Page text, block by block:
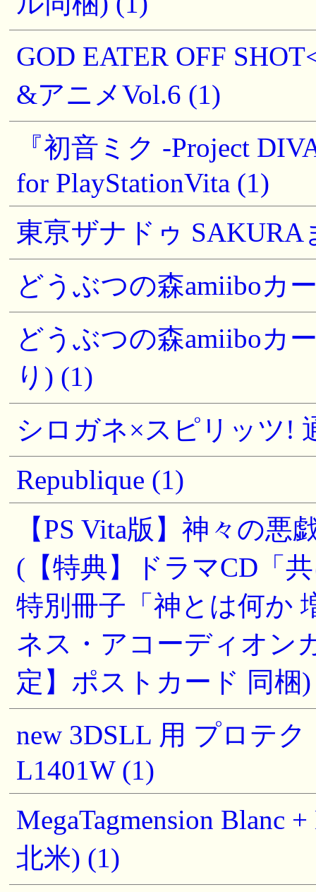
GOD EATER OFF
&アニメVol.6 (1)
『初音ミク -Project
for PlayStationVita (1)
東亰ザナドゥ
どうぶつの森amiiboカ
どうぶつの森amiiboカ
り) (1)
シロガネ×スピリッツ!
Republique (1)
【PS Vita版】神々の
(【特典】ドラマCD「
特別冊子「神とは何か
ネス・アコーディオン
定】ポストカード 同梱)
new 3DSLL 用 プロテ
L1401W (1)
MegaTagmension Blanc
北米) (1)